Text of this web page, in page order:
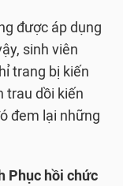
được áp dụng
sinh viên
trang bị kiến
trau dồi kiến
đem lại những
Phục hồi chức